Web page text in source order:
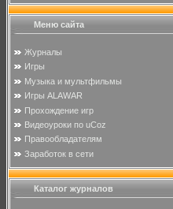
Меню сайта
Журналы
Игры
Музыка и мультфильмы
Игры ALAWAR
Прохождение игр
Видеоуроки по uCoz
Правообладателям
Заработок в сети
Каталог журналов